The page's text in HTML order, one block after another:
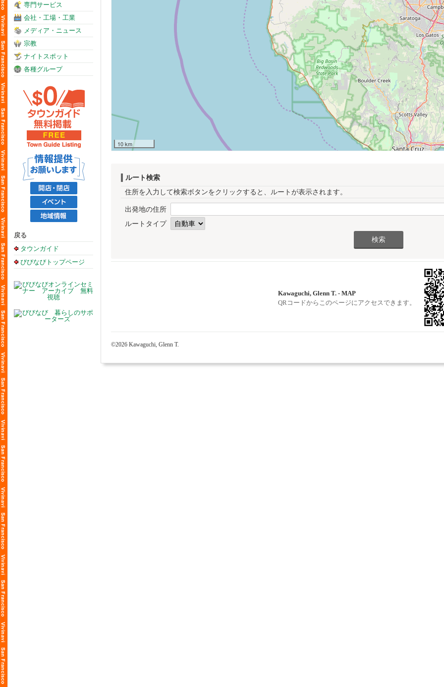
専門サービス
会社・工場・工業
メディア・ニュース
宗教
ナイトスポット
各種グループ
戻る
タウンガイド
びびなびトップページ
10 km
ルート検索
住所を入力して検索ボタンをクリックすると、ルートが表示されます。
出発地の住所
ルートタイプ
Kawaguchi, Glenn T. - MAP
QRコードからこのページにアクセスできます。
©2026 Kawaguchi, Glenn T.